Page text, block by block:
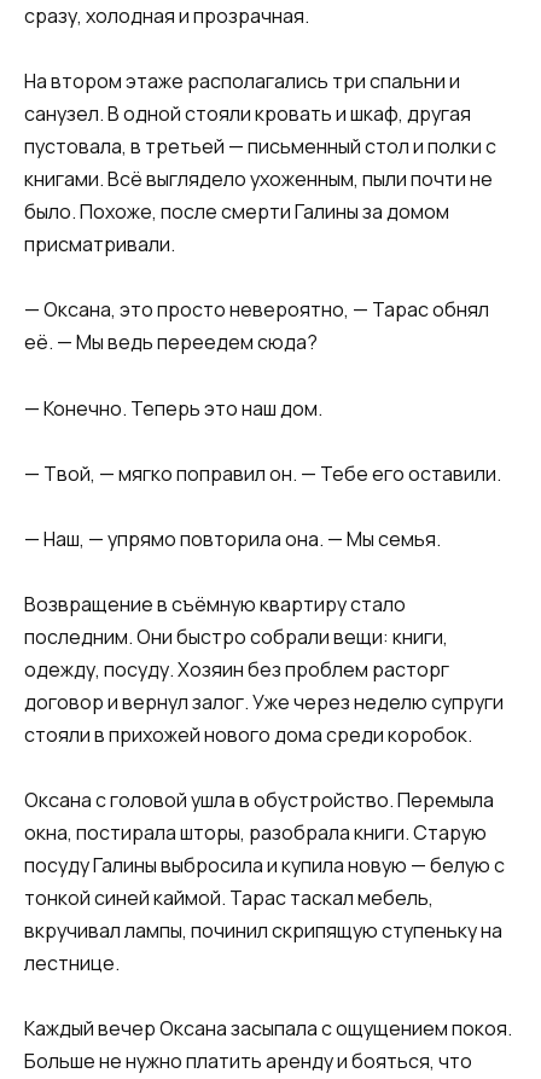
сразу, холодная и прозрачная.
На втором этаже располагались три спальни и
санузел. В одной стояли кровать и шкаф, другая
пустовала, в третьей — письменный стол и полки с
книгами. Всё выглядело ухоженным, пыли почти не
было. Похоже, после смерти Галины за домом
присматривали.
— Оксана, это просто невероятно, — Тарас обнял
её. — Мы ведь переедем сюда?
— Конечно. Теперь это наш дом.
— Твой, — мягко поправил он. — Тебе его оставили.
— Наш, — упрямо повторила она. — Мы семья.
Возвращение в съёмную квартиру стало
последним. Они быстро собрали вещи: книги,
одежду, посуду. Хозяин без проблем расторг
договор и вернул залог. Уже через неделю супруги
стояли в прихожей нового дома среди коробок.
Оксана с головой ушла в обустройство. Перемыла
окна, постирала шторы, разобрала книги. Старую
посуду Галины выбросила и купила новую — белую с
тонкой синей каймой. Тарас таскал мебель,
вкручивал лампы, починил скрипящую ступеньку на
лестнице.
Каждый вечер Оксана засыпала с ощущением покоя.
Больше не нужно платить аренду и бояться, что